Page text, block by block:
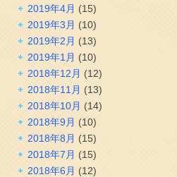
2019年4月 (15)
2019年3月 (10)
2019年2月 (13)
2019年1月 (10)
2018年12月 (12)
2018年11月 (13)
2018年10月 (14)
2018年9月 (10)
2018年8月 (15)
2018年7月 (15)
2018年6月 (12)